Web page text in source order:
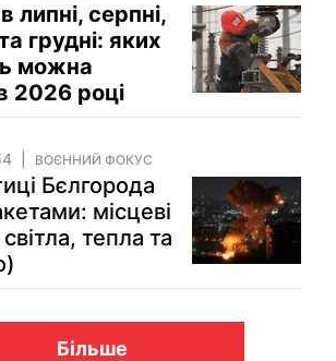
липні, серпні,
грудні: яких
можна
2026 році
ВОЄННИЙ ФОКУС
Бєлгорода
місцеві
тепла та
Більше